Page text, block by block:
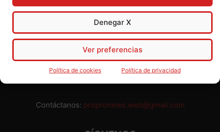
Denegar X
Ver preferencias
Política de cookies Política de privacidad
colaboradores percibe remuneración alguna. Realizamos
nuestro trabajo por amor al periodismo, a la verdad y a la
libertad y en solidaridad con la ciudadanía.
Usted puede colaborar con nosotros divulgando nuestro
periódico, compartiendo nuestros contenidos, sugiriendo temas
y comunicándonos cualquier injusticia o asunto de interés.
Contáctanos: propronews.web@gmail.com